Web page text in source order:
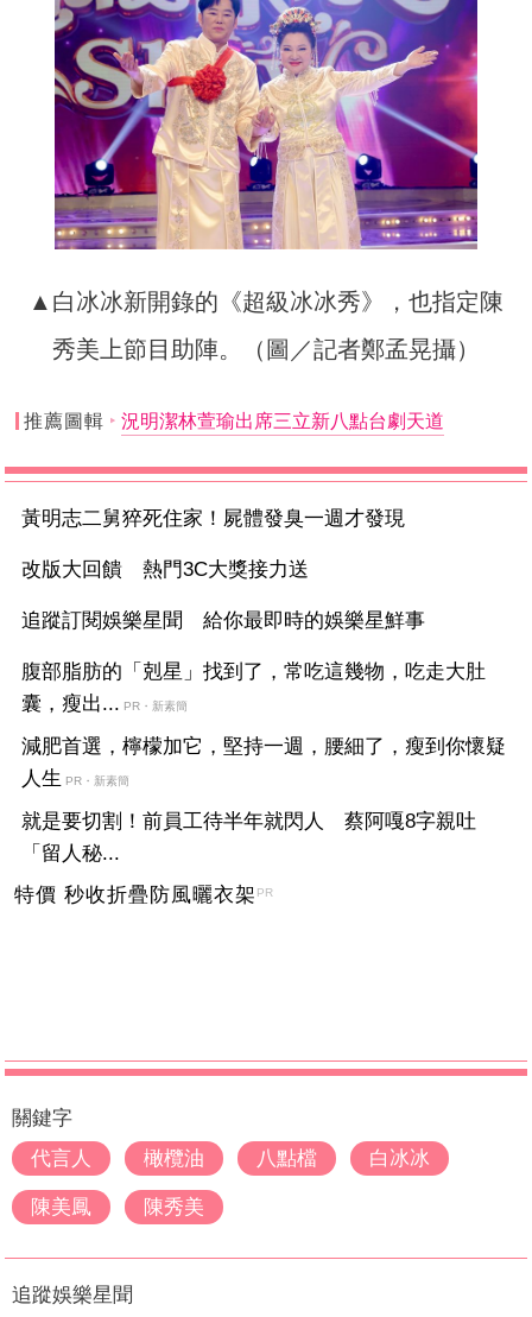
▲白冰冰新開錄的《超級冰冰秀》，也指定陳
秀美上節目助陣。（圖／記者鄭孟晃攝）
推薦圖輯 況明潔林萱瑜出席三立新八點台劇天道
黃明志二舅猝死住家！屍體發臭一週才發現
改版大回饋 熱門3C大獎接力送
追蹤訂閱娛樂星聞 給你最即時的娛樂星鮮事
腹部脂肪的「剋星」找到了，常吃這幾物，吃走大肚
囊，瘦出... PR・新素簡
減肥首選，檸檬加它，堅持一週，腰細了，瘦到你懷疑
人生 PR・新素簡
就是要切割！前員工待半年就閃人 蔡阿嘎8字親吐
「留人秘...
特價 秒收折疊防風曬衣架 PR
關鍵字
代言人
橄欖油 八點檔 白冰冰
陳美鳳 陳秀美
追蹤娛樂星聞